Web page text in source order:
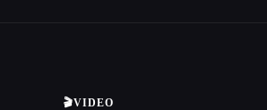
🎬VIDEO